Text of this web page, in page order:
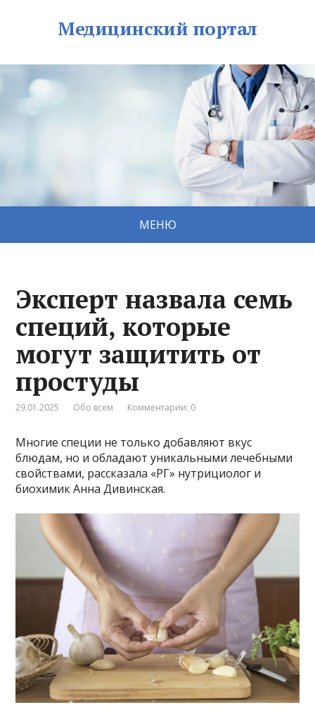
Медицинский портал
МЕНЮ
Эксперт назвала семь
специй, которые
могут защитить от
простуды
29.01.2025 Обо всем Комментарии: 0
Многие специи не только добавляют вкус
блюдам, но и обладают уникальными лечебными
свойствами, рассказала «РГ» нутрициолог и
биохимик Анна Дивинская.